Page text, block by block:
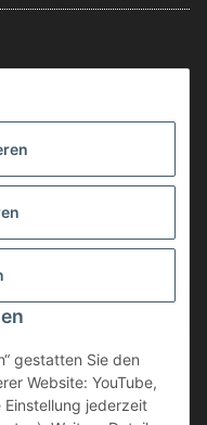
gestatten Sie den
Website: YouTube,
Einstellung jederzeit
Daher wird die im
nicht gesondert